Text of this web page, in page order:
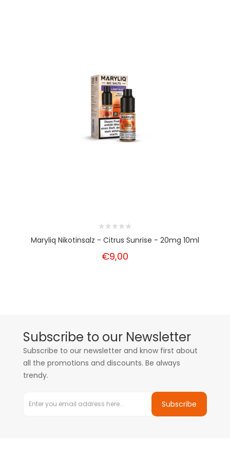
Maryliq Nikotinsalz - Citrus Sunrise - 20mg 10ml
€9,00
Subscribe to our Newsletter
Subscribe to our newsletter and know first about
all the promotions and discounts. Be always
trendy.
Subscribe